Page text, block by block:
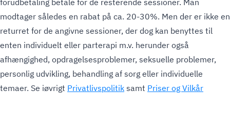
forudbetaling betale for de resterende sessioner. Man
modtager således en rabat på ca. 20-30%. Men der er ikke en
returret for de angivne sessioner, der dog kan benyttes til
enten individuelt eller parterapi m.v. herunder også
afhængighed, opdragelsesproblemer, seksuelle problemer,
personlig udvikling, behandling af sorg eller individuelle
temaer. Se iøvrigt Privatlivspolitik samt Priser og Vilkår